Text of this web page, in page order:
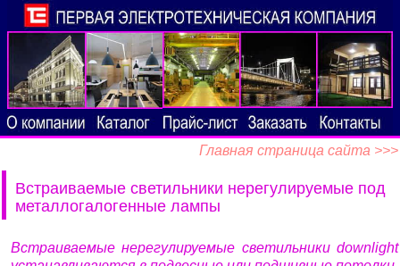
Главная страница сайта >>>
Встраиваемые светильники нерегулируемые под
металлогалогенные лампы
Встраиваемые нерегулируемые светильники downlight